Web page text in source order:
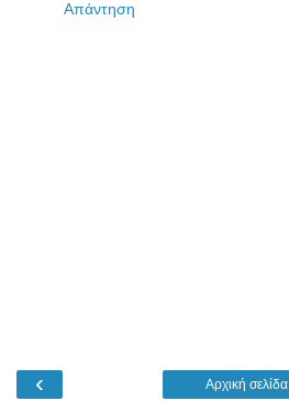
Απάντηση
‹ Αρχική σελίδα